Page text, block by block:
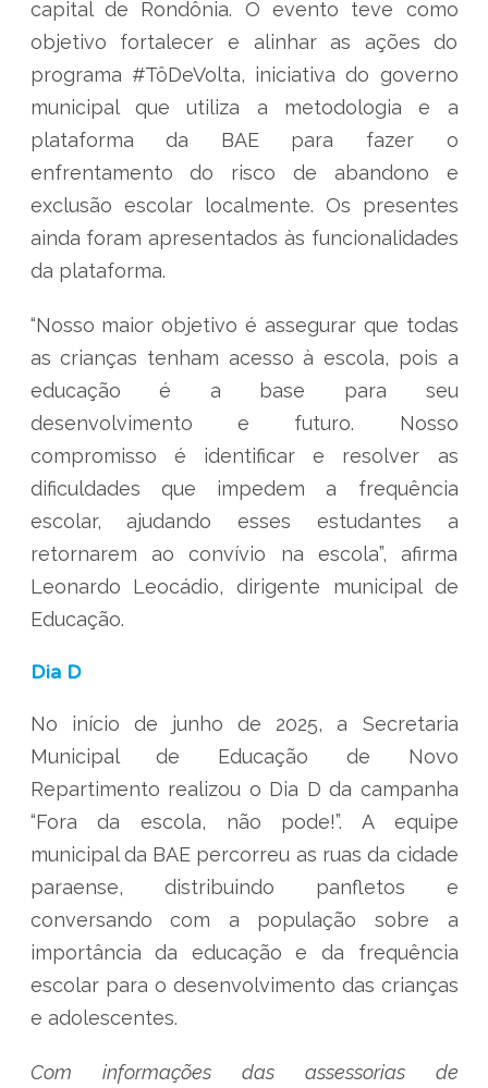
capital de Rondônia. O evento teve como
objetivo fortalecer e alinhar as ações do
programa #TôDeVolta, iniciativa do governo
municipal que utiliza a metodologia e a
plataforma da BAE para fazer o
enfrentamento do risco de abandono e
exclusão escolar localmente. Os presentes
ainda foram apresentados às funcionalidades
da plataforma.
“Nosso maior objetivo é assegurar que todas
as crianças tenham acesso à escola, pois a
educação é a base para seu
desenvolvimento e futuro. Nosso
compromisso é identificar e resolver as
dificuldades que impedem a frequência
escolar, ajudando esses estudantes a
retornarem ao convívio na escola”, afirma
Leonardo Leocádio, dirigente municipal de
Educação.
Dia D
No início de junho de 2025, a Secretaria
Municipal de Educação de Novo
Repartimento realizou o Dia D da campanha
“Fora da escola, não pode!”. A equipe
municipal da BAE percorreu as ruas da cidade
paraense, distribuindo panfletos e
conversando com a população sobre a
importância da educação e da frequência
escolar para o desenvolvimento das crianças
e adolescentes.
Com informações das assessorias de